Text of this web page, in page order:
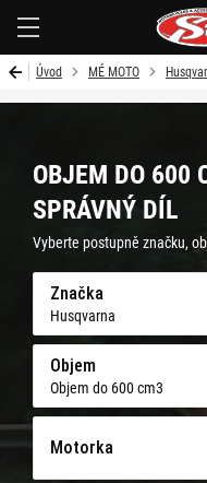
Úvod MÉ MOTO
OBJEM DO 600
SPRÁVNÝ DÍL
Vyberte postupně značku,
Značka
Husqvarna
Objem
Objem do 600 cm3
Motorka